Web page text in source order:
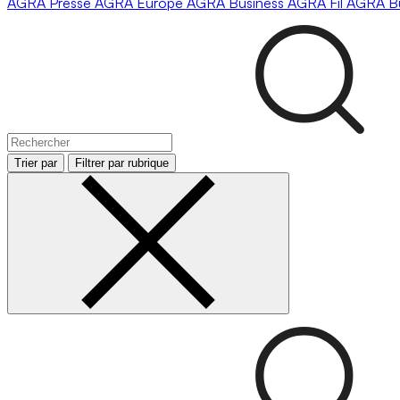
Trier par Filtrer par rubrique